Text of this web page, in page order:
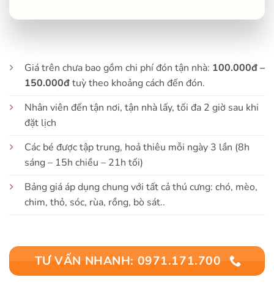
Giá trên chưa bao gồm chi phí đón tận nhà: 100.000đ –
150.000đtuỳ theo khoảng cách đến đón.
Nhân viên đến tận nơi, tận nhà lấy, tối đa 2 giờ sau khi
đặt lịch
Các bé được tập trung, hoả thiêu mỗi ngày 3 lần (8h
sáng – 15h chiều – 21h tối)
Bảng giá áp dụng chung với tất cả thú cưng: chó, mèo,
chim, thỏ, sóc, rùa, rồng, bò sát..
TƯ VẤN NHANH: 0971.171.700